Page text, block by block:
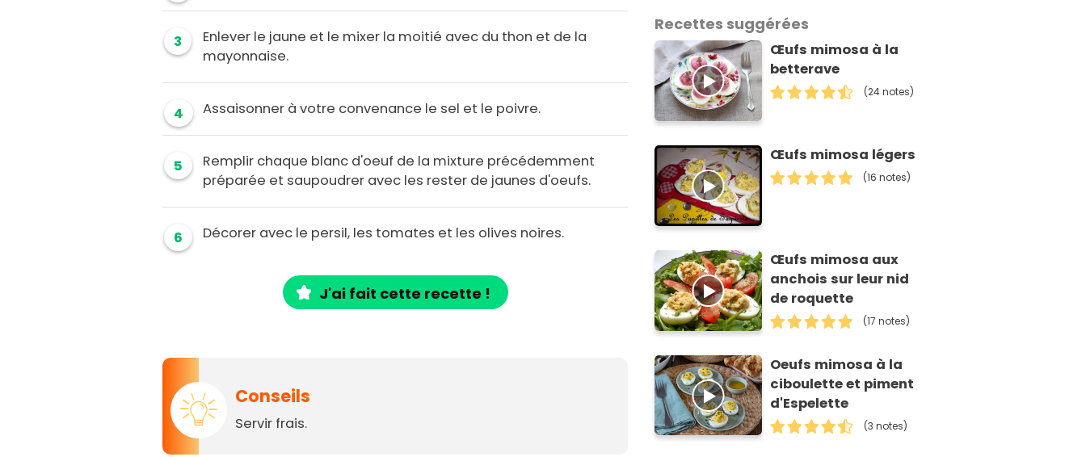
3
Enlever le jaune et le mixer la moitié avec du thon et de la
mayonnaise.
4 Assaisonner à votre convenance le sel et le poivre.
5
Remplir chaque blanc d'oeuf de la mixture précédemment
préparée et saupoudrer avec les rester de jaunes d'oeufs.
6 Décorer avec le persil, les tomates et les olives noires.
J'ai fait cette recette !
Conseils
Servir frais.
Recettes suggérées
Œufs mimosa à la
betterave
(24 notes)
Œufs mimosa légers
(16 notes)
Œufs mimosa aux
anchois sur leur nid
de roquette
(17 notes)
Oeufs mimosa à la
ciboulette et piment
d'Espelette
(3 notes)